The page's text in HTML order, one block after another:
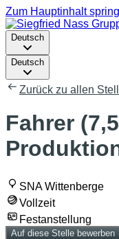
Zum Hauptinhalt
Deutsch
Deutsch
Zurück zu allen
Fahrer
SNA Wittenberge
Vollzeit
Festanstellung
Auf diese Stelle bewerben